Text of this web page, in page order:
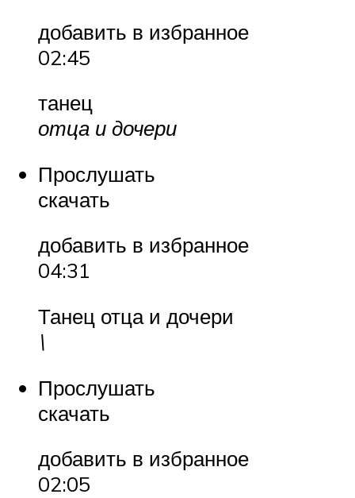
добавить в избранное
02:45
танец
отца и дочери
Прослушать
скачать
добавить в избранное
04:31
Танец отца и дочери
\
Прослушать
скачать
добавить в избранное
02:05